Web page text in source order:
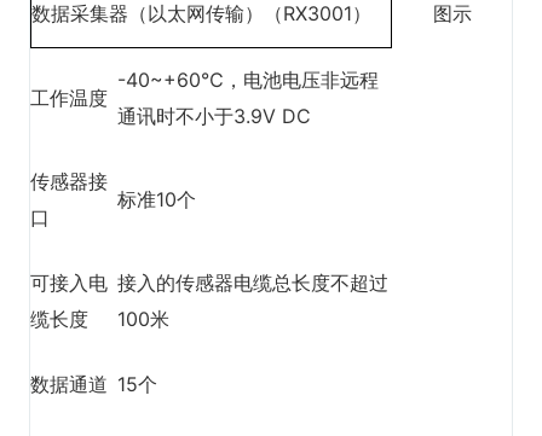
数据采集器（以太网传输）（RX3001） 图示
工作温度
-40~+60℃，电池电压非远程
通讯时不小于3.9V DC
传感器接
口
标准10个
可接入电
缆长度
接入的传感器电缆总长度不超过
100米
数据通道 15个